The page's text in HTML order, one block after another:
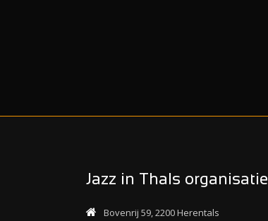
Jazz in Thals organisatie
Bovenrij 59, 2200 Herentals